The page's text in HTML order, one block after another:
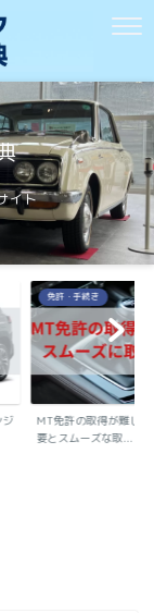
イト
ジ
免許・手続き
MT免許の取得が難し
要とスムーズな取...